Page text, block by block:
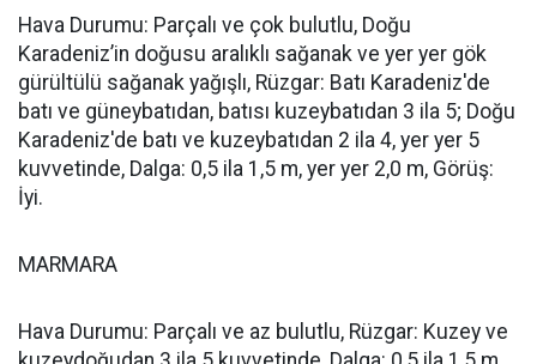
Hava Durumu: Parçalı ve çok bulutlu, Doğu
Karadeniz’in doğusu aralıklı sağanak ve yer yer gök
gürültülü sağanak yağışlı, Rüzgar: Batı Karadeniz'de
batı ve güneybatıdan, batısı kuzeybatıdan 3 ila 5; Doğu
Karadeniz'de batı ve kuzeybatıdan 2 ila 4, yer yer 5
kuvvetinde, Dalga: 0,5 ila 1,5 m, yer yer 2,0 m, Görüş:
İyi.
MARMARA
Hava Durumu: Parçalı ve az bulutlu, Rüzgar: Kuzey ve